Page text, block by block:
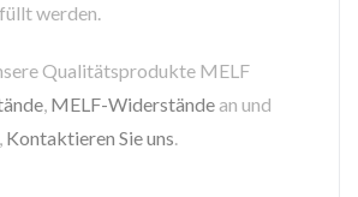
werden.
Qualitätsprodukte MELF
, MELF-Widerstände an und
Kontaktieren Sie uns.